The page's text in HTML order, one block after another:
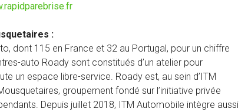
:
dont 115 en France et 32 au Portugal, pour un chiffre
auto Roady sont constitués d’un atelier pour
un espace libre-service. Roady est, au sein d’ITM
groupement fondé sur l’initiative privée
Depuis juillet 2018, ITM Automobile intègre aussi